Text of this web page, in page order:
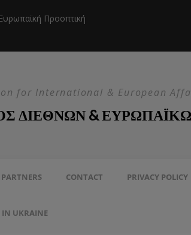
Προοπτική Η EEAS
for International & European
ΔΙΕΘΝΩΝ &
PARTNERS CONTACT PRIVACY POLICY
IN UKRAINE